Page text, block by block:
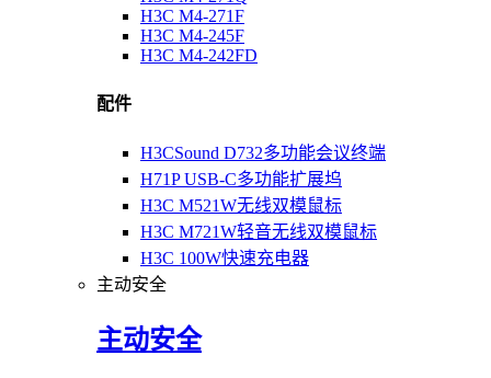
H3C M4-271F
H3C M4-245F
H3C M4-242FD
配件
H3CSound D732多功能会议终端
H71P USB-C多功能扩展坞
H3C M521W无线双模鼠标
H3C M721W轻音无线双模鼠标
H3C 100W快速充电器
主动安全
主动安全